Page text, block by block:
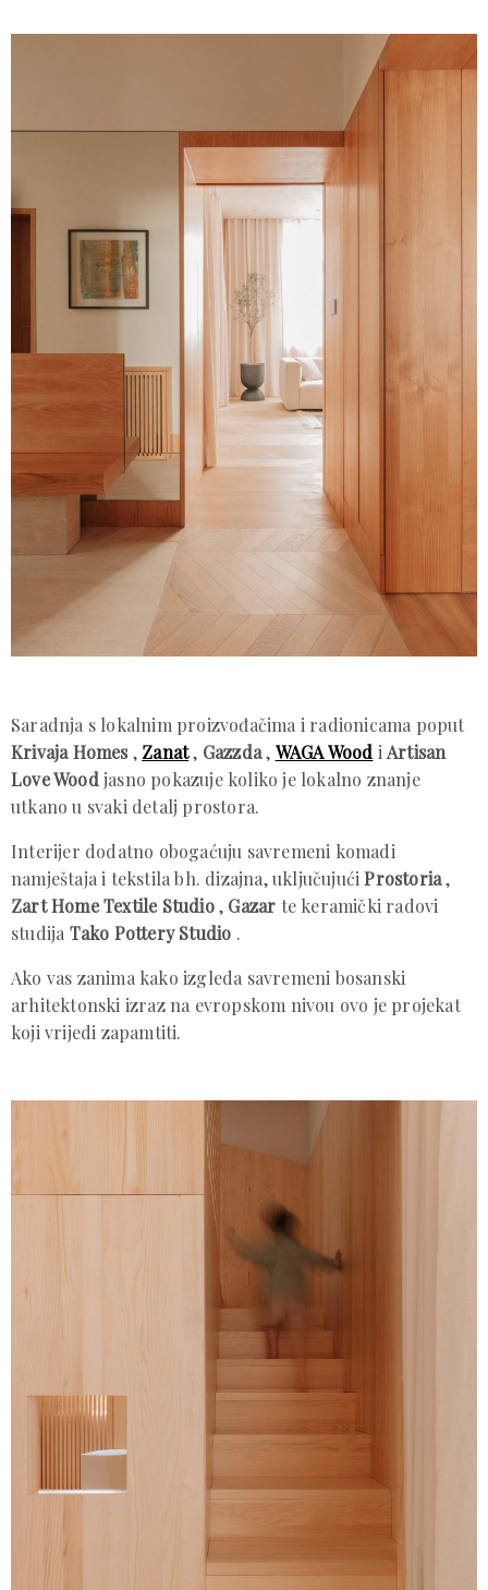
Saradnja s lokalnim proizvođačima i radionicama poput
Krivaja Homes, Zanat , Gazzda, WAGA Wood iArtisan
Love Wood jasno pokazuje koliko je lokalno znanje
utkano u svaki detalj prostora.
Interijer dodatno obogaćuju savremeni komadi
namještaja i tekstila bh. dizajna, uključujućiProstoria,
Zart Home Textile Studio, Gazar te keramički radovi
studija Tako Pottery Studio .
Ako vas zanima kako izgleda savremeni bosanski
arhitektonski izraz na evropskom nivou ovo je projekat
koji vrijedi zapamtiti.